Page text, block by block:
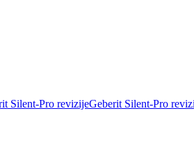
Silent-Pro revizijeGeberit Silent-Pro